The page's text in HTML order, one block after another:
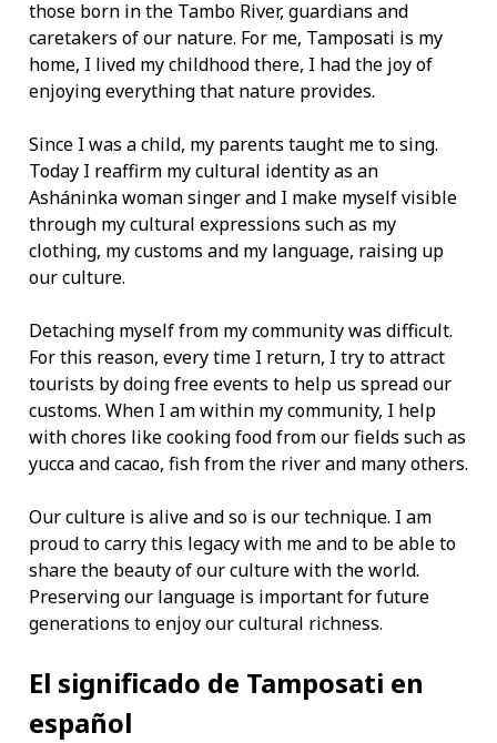
those born in the Tambo River, guardians and
caretakers of our nature. For me, Tamposati is my
home, I lived my childhood there, I had the joy of
enjoying everything that nature provides.
Since I was a child, my parents taught me to sing.
Today I reaffirm my cultural identity as an
Asháninka woman singer and I make myself visible
through my cultural expressions such as my
clothing, my customs and my language, raising up
our culture.
Detaching myself from my community was difficult.
For this reason, every time I return, I try to attract
tourists by doing free events to help us spread our
customs. When I am within my community, I help
with chores like cooking food from our fields such as
yucca and cacao, fish from the river and many others.
Our culture is alive and so is our technique. I am
proud to carry this legacy with me and to be able to
share the beauty of our culture with the world.
Preserving our language is important for future
generations to enjoy our cultural richness.
El significado de Tamposati en
español